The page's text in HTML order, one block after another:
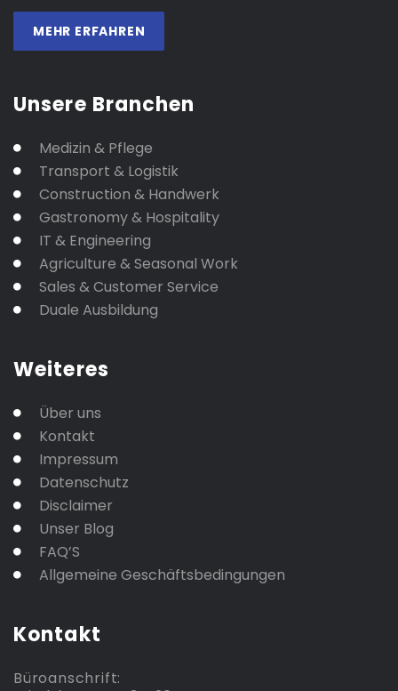
MEHR ERFAHREN
Unsere Branchen
Medizin & Pflege
Transport & Logistik
Construction & Handwerk
Gastronomy & Hospitality
IT & Engineering
Agriculture & Seasonal Work
Sales & Customer Service
Duale Ausbildung
Weiteres
Über uns
Kontakt
Impressum
Datenschutz
Disclaimer
Unser Blog
FAQ’S
Allgemeine Geschäftsbedingungen
Kontakt
Büroanschrift: